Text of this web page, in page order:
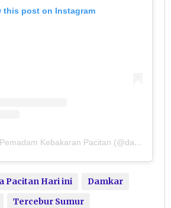
this post on Instagram
A post shared by Pemadam Kebakaran Pacitan (@damkarpacitan)
Pacitan Hari ini
Damkar
Tercebur Sumur